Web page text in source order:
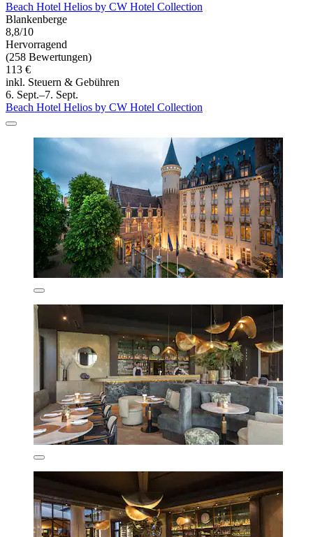
Beach Hotel Helios by CW Hotel Collection
Blankenberge
8,8/10
Hervorragend
(258 Bewertungen)
113 €
inkl. Steuern & Gebühren
6. Sept.–7. Sept.
Beach Hotel Helios by CW Hotel Collection